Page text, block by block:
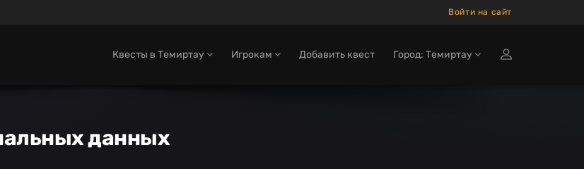
Войти на сайт
Квесты в Темиртау Игрокам Добавить квест Город: Темиртау
данных